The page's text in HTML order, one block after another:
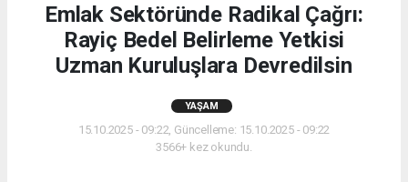
Emlak Sektöründe Radikal Çağrı:
Rayiç Bedel Belirleme Yetkisi
Uzman Kuruluşlara Devredilsin
YAŞAM
15.10.2025 - 09:22, Güncelleme: 15.10.2025 - 09:22
3566+ kez okundu.